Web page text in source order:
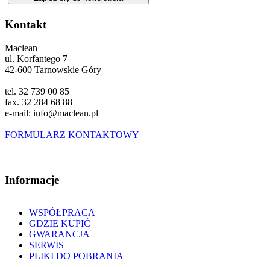
Kontakt
Maclean
ul. Korfantego 7
42-600 Tarnowskie Góry
tel. 32 739 00 85
fax. 32 284 68 88
e-mail: info@maclean.pl
FORMULARZ KONTAKTOWY
Informacje
WSPÓŁPRACA
GDZIE KUPIĆ
GWARANCJA
SERWIS
PLIKI DO POBRANIA